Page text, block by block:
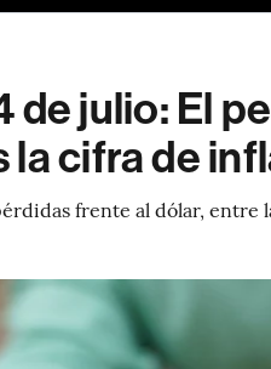
de julio: El
la cifra de
frente al dólar, entre